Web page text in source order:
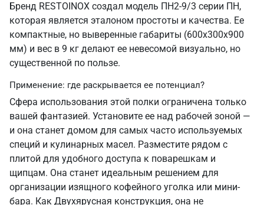
Бренд RESTOINOX создал модель ПН2-9/3 серии ПН,
которая является эталоном простоты и качества. Ее
компактные, но выверенные габариты (600х300х900
мм) и вес в 9 кг делают ее невесомой визуально, но
существенной по пользе.
Применение: где раскрывается ее потенциал?
Сфера использования этой полки ограничена только
вашей фантазией. Установите ее над рабочей зоной —
и она станет домом для самых часто используемых
специй и кулинарных масел. Разместите рядом с
плитой для удобного доступа к поварешкам и
щипцам. Она станет идеальным решением для
организации изящного кофейного уголка или мини-
бара. Как Двухярусная конструкция, она не